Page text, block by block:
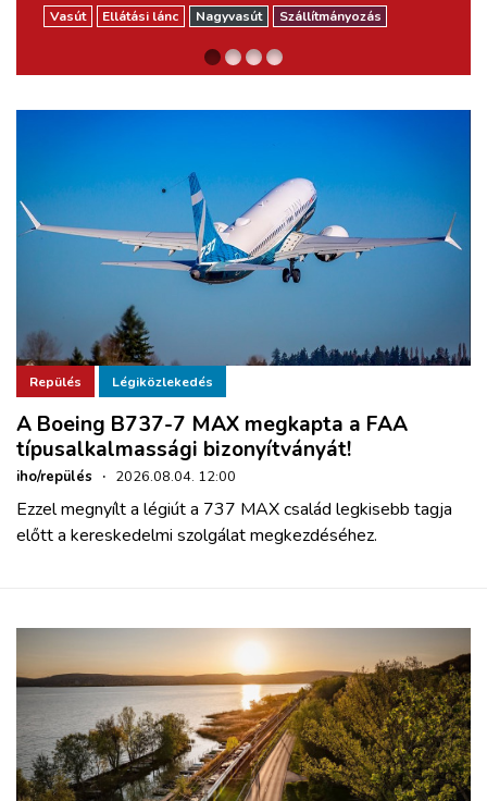
HAJÓZÁS
ARCHÍVUM
WEBSHOP
BELÉPÉS
REGISZTRÁCIÓ
Vasút Ellátási lánc Nagyvasút Szállítmányozás
Vasút Nagyvasút
Vasút Városi vasút
Repülés Légiközlekedés
A Boeing B737-7 MAX megkapta a FAA
típusalkalmassági bizonyítványát!
iho/repülés · 2026.08.04. 12:00
Ezzel megnyílt a légiút a 737 MAX család legkisebb tagja
előtt a kereskedelmi szolgálat megkezdéséhez.